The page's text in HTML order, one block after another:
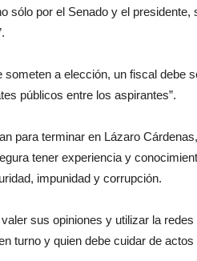
sólo por el Senado y el presidente,
a elección, un fiscal debe
públicos entre los aspirantes”.
para terminar en Lázaro
tener experiencia y
impunidad y corrupción.
sus opiniones y utilizar la
turno y quien debe cuidar de